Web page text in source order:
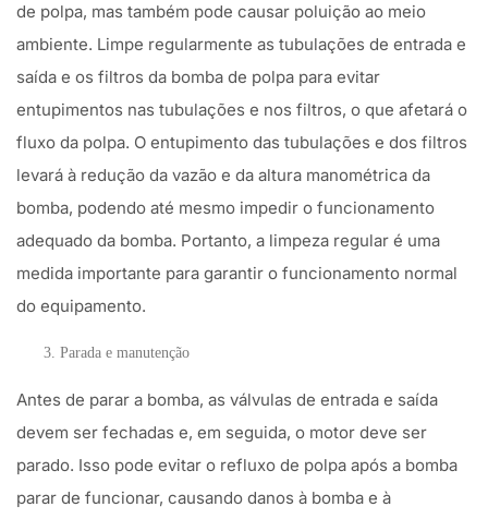
de polpa, mas também pode causar poluição ao meio
ambiente. Limpe regularmente as tubulações de entrada e
saída e os filtros da bomba de polpa para evitar
entupimentos nas tubulações e nos filtros, o que afetará o
fluxo da polpa. O entupimento das tubulações e dos filtros
levará à redução da vazão e da altura manométrica da
bomba, podendo até mesmo impedir o funcionamento
adequado da bomba. Portanto, a limpeza regular é uma
medida importante para garantir o funcionamento normal
do equipamento.
Parada e manutenção
Antes de parar a bomba, as válvulas de entrada e saída
devem ser fechadas e, em seguida, o motor deve ser
parado. Isso pode evitar o refluxo de polpa após a bomba
parar de funcionar, causando danos à bomba e à